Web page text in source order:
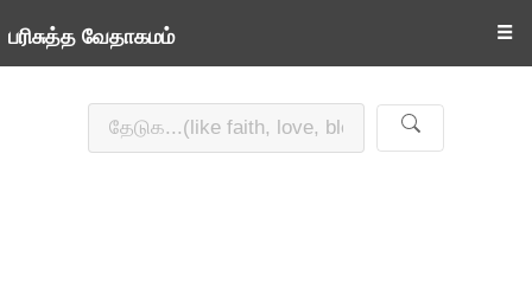
பரிசுத்த வேதாகமம் ☰